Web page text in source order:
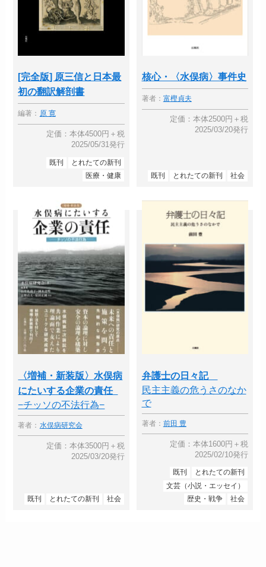
[完全版] 原三信と日本最
初の翻訳解剖書
編著： 原 寛
定価：本体4500円＋税
2025/05/31発行
既刊
とれたての新刊
医療・健康
核心・〈水俣病〉事件史
著者： 富樫貞夫
定価：本体2500円＋税
2025/03/20発行
既刊 とれたての新刊 社会
〈増補・新装版〉水俣病
にたいする企業の責任
−チッソの不法行為−
著者： 水俣病研究会
定価：本体3500円＋税
2025/03/20発行
既刊 とれたての新刊 社会
弁護士の日々記
民主主義の危うさのなか
で
著者： 前田 豊
定価：本体1600円＋税
2025/02/10発行
既刊
とれたての新刊
文芸（小説・エッセイ）
歴史・戦争
社会